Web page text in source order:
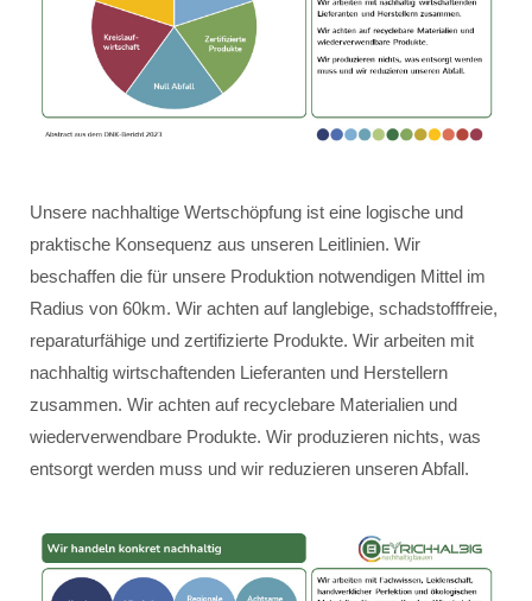
Unsere nachhaltige Wertschöpfung ist eine logische und
praktische Konsequenz aus unseren Leitlinien. Wir
beschaffen die für unsere Produktion notwendigen Mittel im
Radius von 60km. Wir achten auf langlebige, schadstofffreie,
reparaturfähige und zertifizierte Produkte. Wir arbeiten mit
nachhaltig wirtschaftenden Lieferanten und Herstellern
zusammen. Wir achten auf recyclebare Materialien und
wiederverwendbare Produkte. Wir produzieren nichts, was
entsorgt werden muss und wir reduzieren unseren Abfall.